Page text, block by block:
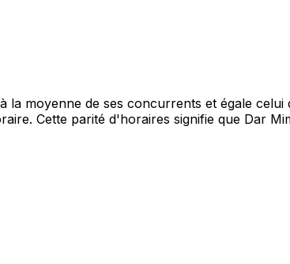
moyenne de ses concurrents et égale
Cette parité d'horaires signifie que Dar